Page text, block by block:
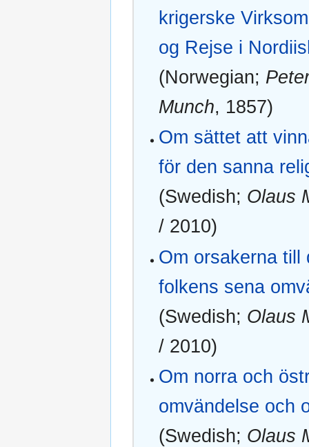
krigerske
og Rejse i
(Norwegian;
Munch, 1857)
Om sättet att
för den sanna
(Swedish; Olaus
/ 2010)
Om orsakerna till
folkens sena
(Swedish; Olaus
/ 2010)
Om norra och
omvändelse och
(Swedish; Olaus